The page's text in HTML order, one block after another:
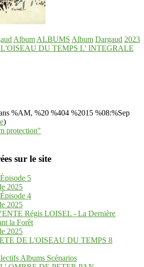
Album ALBUMS Album Dargaud 2023
DU TEMPS L' INTEGRALE
%AM, %20 %404 %2015 %08:%Sep
)
protection"
sur le site
5
2025
4
2025
Régis LOISEL - La Dernière
la Forêt
2025
DE L'OISEAU DU TEMPS 8
Albums Scénarios